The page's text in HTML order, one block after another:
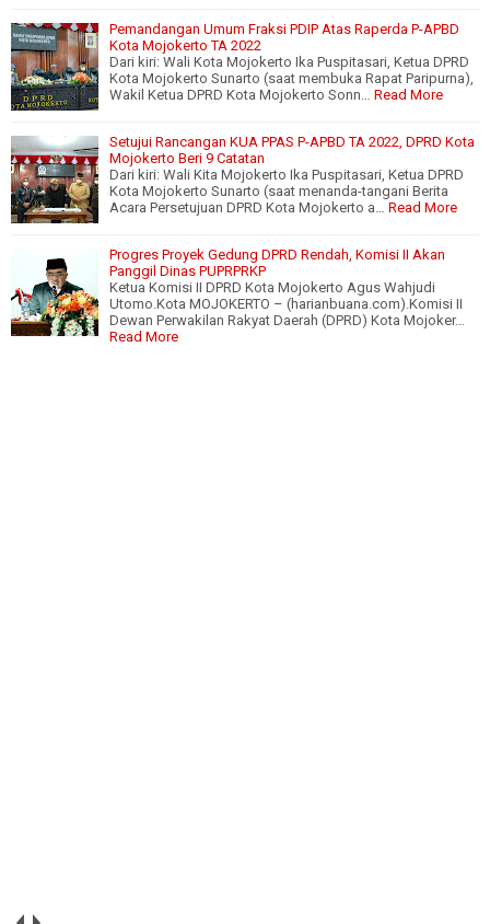
Pemandangan Umum Fraksi PDIP Atas Raperda P-APBD
Kota Mojokerto TA 2022
Dari kiri: Wali Kota Mojokerto Ika Puspitasari, Ketua DPRD
Kota Mojokerto Sunarto (saat membuka Rapat Paripurna),
Wakil Ketua DPRD Kota Mojokerto Sonn… Read More
Setujui Rancangan KUA PPAS P-APBD TA 2022, DPRD Kota
Mojokerto Beri 9 Catatan
Dari kiri: Wali Kita Mojokerto Ika Puspitasari, Ketua DPRD
Kota Mojokerto Sunarto (saat menanda-tangani Berita
Acara Persetujuan DPRD Kota Mojokerto a… Read More
Progres Proyek Gedung DPRD Rendah, Komisi II Akan
Panggil Dinas PUPRPRKP
Ketua Komisi II DPRD Kota Mojokerto Agus Wahjudi
Utomo.Kota MOJOKERTO – (harianbuana.com).Komisi II
Dewan Perwakilan Rakyat Daerah (DPRD) Kota Mojoker…
Read More